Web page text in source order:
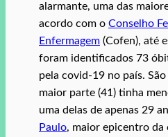
alarmante, uma das
acordo com o Conselho
Enfermagem (Cofen), até
foram identificados 73
pela covid-19 no país.
maior parte (41) tinha
uma delas de apenas 29
Paulo, maior epicentro da